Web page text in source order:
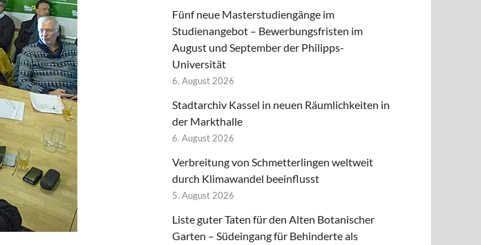
Fünf neue Masterstudiengänge im
Studienangebot – Bewerbungsfristen im
August und September der Philipps-
Universität
6. August 2026
Stadtarchiv Kassel in neuen Räumlichkeiten in
der Markthalle
6. August 2026
Verbreitung von Schmetterlingen weltweit
durch Klimawandel beeinflusst
5. August 2026
Liste guter Taten für den Alten Botanischer
Garten – Südeingang für Behinderte als